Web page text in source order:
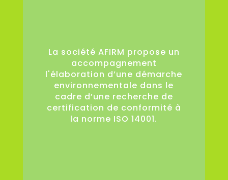
La société AFIRM propose un
accompagnement
l'élaboration d’une démarche
environnementale dans le
cadre d’une recherche de
certification de conformité à
la norme ISO 14001.